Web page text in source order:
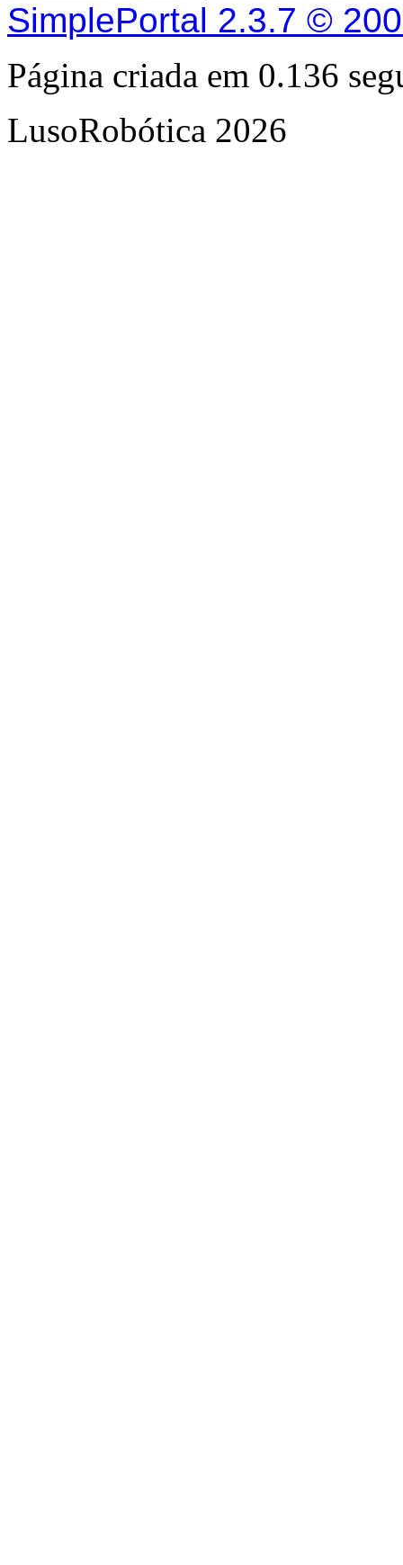
SimplePortal 2.3.7 ©
Página criada em 0.136
LusoRobótica 2026